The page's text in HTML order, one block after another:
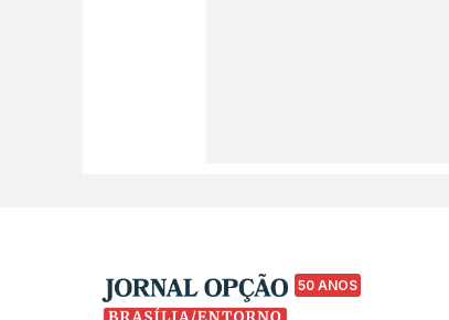
50 ANOS